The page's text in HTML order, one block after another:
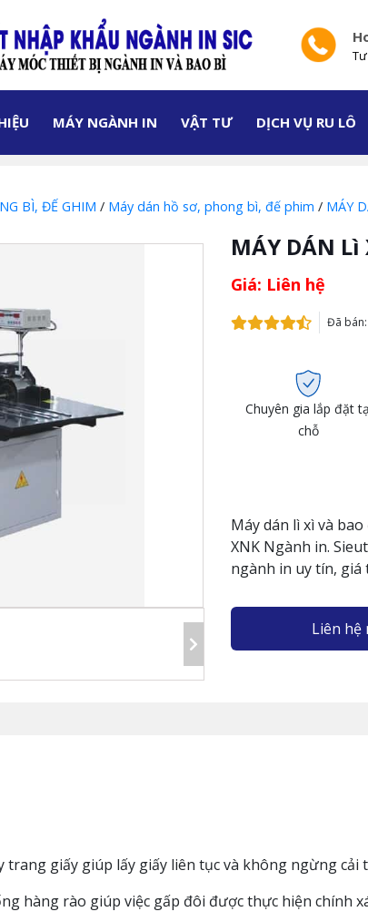
MÁY NGÀNH IN VẬT TƯ DỊCH VỤ RU LÔ
BÌ, ĐẾ GHIM / Máy dán hồ sơ, phong bì, đế phim / MÁY
MÁY DÁN Lì
Giá: Liên hệ
Đã
Chuyên gia lắp đặt
chỗ
Máy dán lì xì và
XNK Ngành in.
ngành in uy tín, giá
Liên hệ
giấy giúp lấy giấy liên tục và không ngừng cải
hàng rào giúp việc gấp đôi được thực hiện chính